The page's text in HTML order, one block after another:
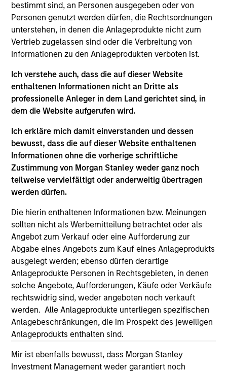
bestimmt sind, an Personen ausgegeben oder von
Personen genutzt werden dürfen, die Rechtsordnungen
unterstehen, in denen die Anlageprodukte nicht zum
Vertrieb zugelassen sind oder die Verbreitung von
Informationen zu den Anlageprodukten verboten ist.
Ich verstehe auch, dass die auf dieser Website
enthaltenen Informationen nicht an Dritte als
professionelle Anleger in dem Land gerichtet sind, in
dem die Website aufgerufen wird.
Ich erkläre mich damit einverstanden und dessen
bewusst, dass die auf dieser Website enthaltenen
Informationen ohne die vorherige schriftliche
Zustimmung von Morgan Stanley weder ganz noch
teilweise vervielfältigt oder anderweitig übertragen
werden dürfen.
Die hierin enthaltenen Informationen bzw. Meinungen
sollten nicht als Werbemitteilung betrachtet oder als
Angebot zum Verkauf oder eine Aufforderung zur
Abgabe eines Angebots zum Kauf eines Anlageprodukts
ausgelegt werden; ebenso dürfen derartige
Anlageprodukte Personen in Rechtsgebieten, in denen
solche Angebote, Aufforderungen, Käufe oder Verkäufe
rechtswidrig sind, weder angeboten noch verkauft
werden. Alle Anlageprodukte unterliegen spezifischen
Anlagebeschränkungen, die im Prospekt des jeweiligen
Anlageprodukts enthalten sind.
Mir ist ebenfalls bewusst, dass Morgan Stanley
Investment Management weder garantiert noch
As of July 25, 2025. The above is provided for informational
and educational purposes only. There is no guarantee that
the investment mentioned resulted in positive performance
(for realized holdings), or will perform well in the future (for
current holdings). The trademarks and service marks above
are the property of their respective owners. The information
on this website has not been authorized, sponsored, or
otherwise approved by such owners. By clicking on any
links shown here, you agree that you are navigating to a
third party site. We are providing these hyperlinks to you
only as a convenience and the inclusion of any hyperlink is
not and does not imply any endorsement, approval,
investigation, verification or monitoring by us of any
information contained in any hyperlinked site. In no event
shall we be responsible for the information contained on
the site or your use of such site.
Morgan Stanley Careers